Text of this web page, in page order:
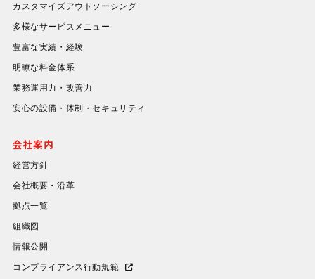
カスタマイズアウトソーシング
多様なサービスメニュー
豊富な実績・経験
明瞭な料金体系
業務運用力・改善力
安心の設備・体制・セキュリティ
会社案内
経営方針
会社概要・沿革
拠点一覧
組織図
情報公開
コンプライアンス行動規範